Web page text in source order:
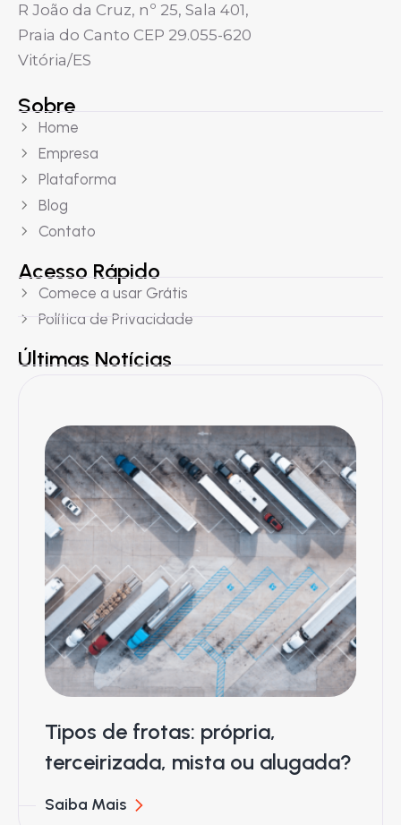
R João da Cruz, nº 25, Sala 401,
Praia do Canto CEP 29.055-620
Vitória/ES
Sobre
Home
Empresa
Plataforma
Blog
Contato
Acesso Rápido
Comece a usar Grátis
Política de Privacidade
Últimas Notícias
Tipos de frotas: própria,
terceirizada, mista ou alugada?
Saiba Mais